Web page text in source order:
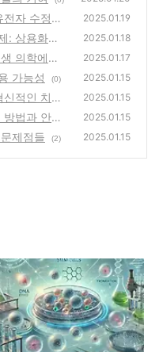
자 수정의
2025.01.19
: 상용화를
2025.01.18
의학에서
2025.01.17
가능성 (0) 2025.01.15
적인 치료
2025.01.15
법과 안전
2025.01.15
제점들 (2) 2025.01.15